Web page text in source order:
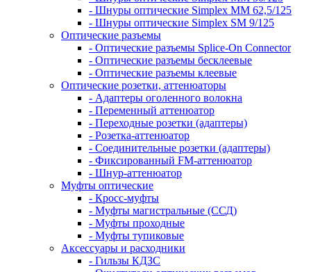
- Шнуры оптические Simplex MM 62,5/125
- Шнуры оптические Simplex SM 9/125
Оптические разъемы
- Оптические разъемы Splice-On Connector
- Оптические разъемы бесклеевые
- Оптические разъемы клеевые
Оптические розетки, аттенюаторы
- Адаптеры оголенного волокна
- Переменный аттенюатор
- Переходные розетки (адаптеры)
- Розетка-аттенюатор
- Соединительные розетки (адаптеры)
- Фиксированный FM-аттенюатор
- Шнур-аттенюатор
Муфты оптические
- Кросс-муфты
- Муфты магистральные (ССД)
- Муфты проходные
- Муфты тупиковые
Аксессуары и расходники
- Гильзы КДЗС